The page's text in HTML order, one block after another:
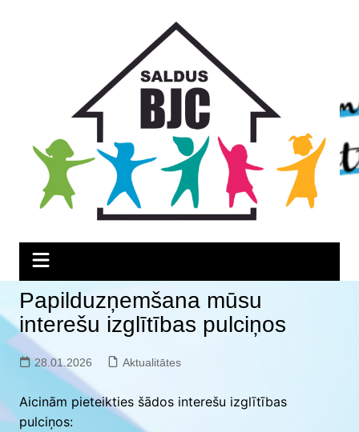
Papilduzņemšana mūsu
interešu izglītības pulciņos
28.01.2026 Aktualitātes
Aicinām pieteikties šādos interešu izglītības
pulciņos: